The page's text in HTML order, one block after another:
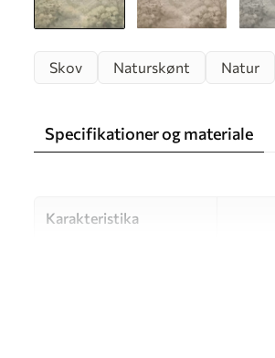
Skov Naturskønt Natur
Specifikationer og materiale
Karakteristika